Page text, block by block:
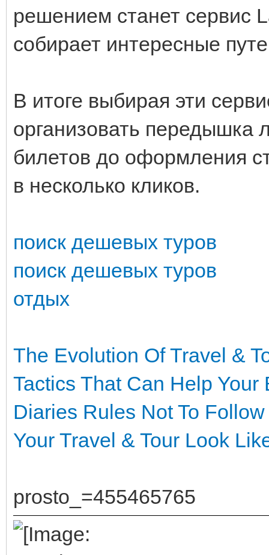
решением станет сервис
собирает интересные
В итоге выбирая эти
организовать передышка
билетов до оформления
в несколько кликов.
поиск дешевых туров
поиск дешевых туров
отдых
The Evolution Of Travel &
Tactics That Can Help Your
Diaries Rules Not To
Your Travel & Tour Look
prosto_=455465765